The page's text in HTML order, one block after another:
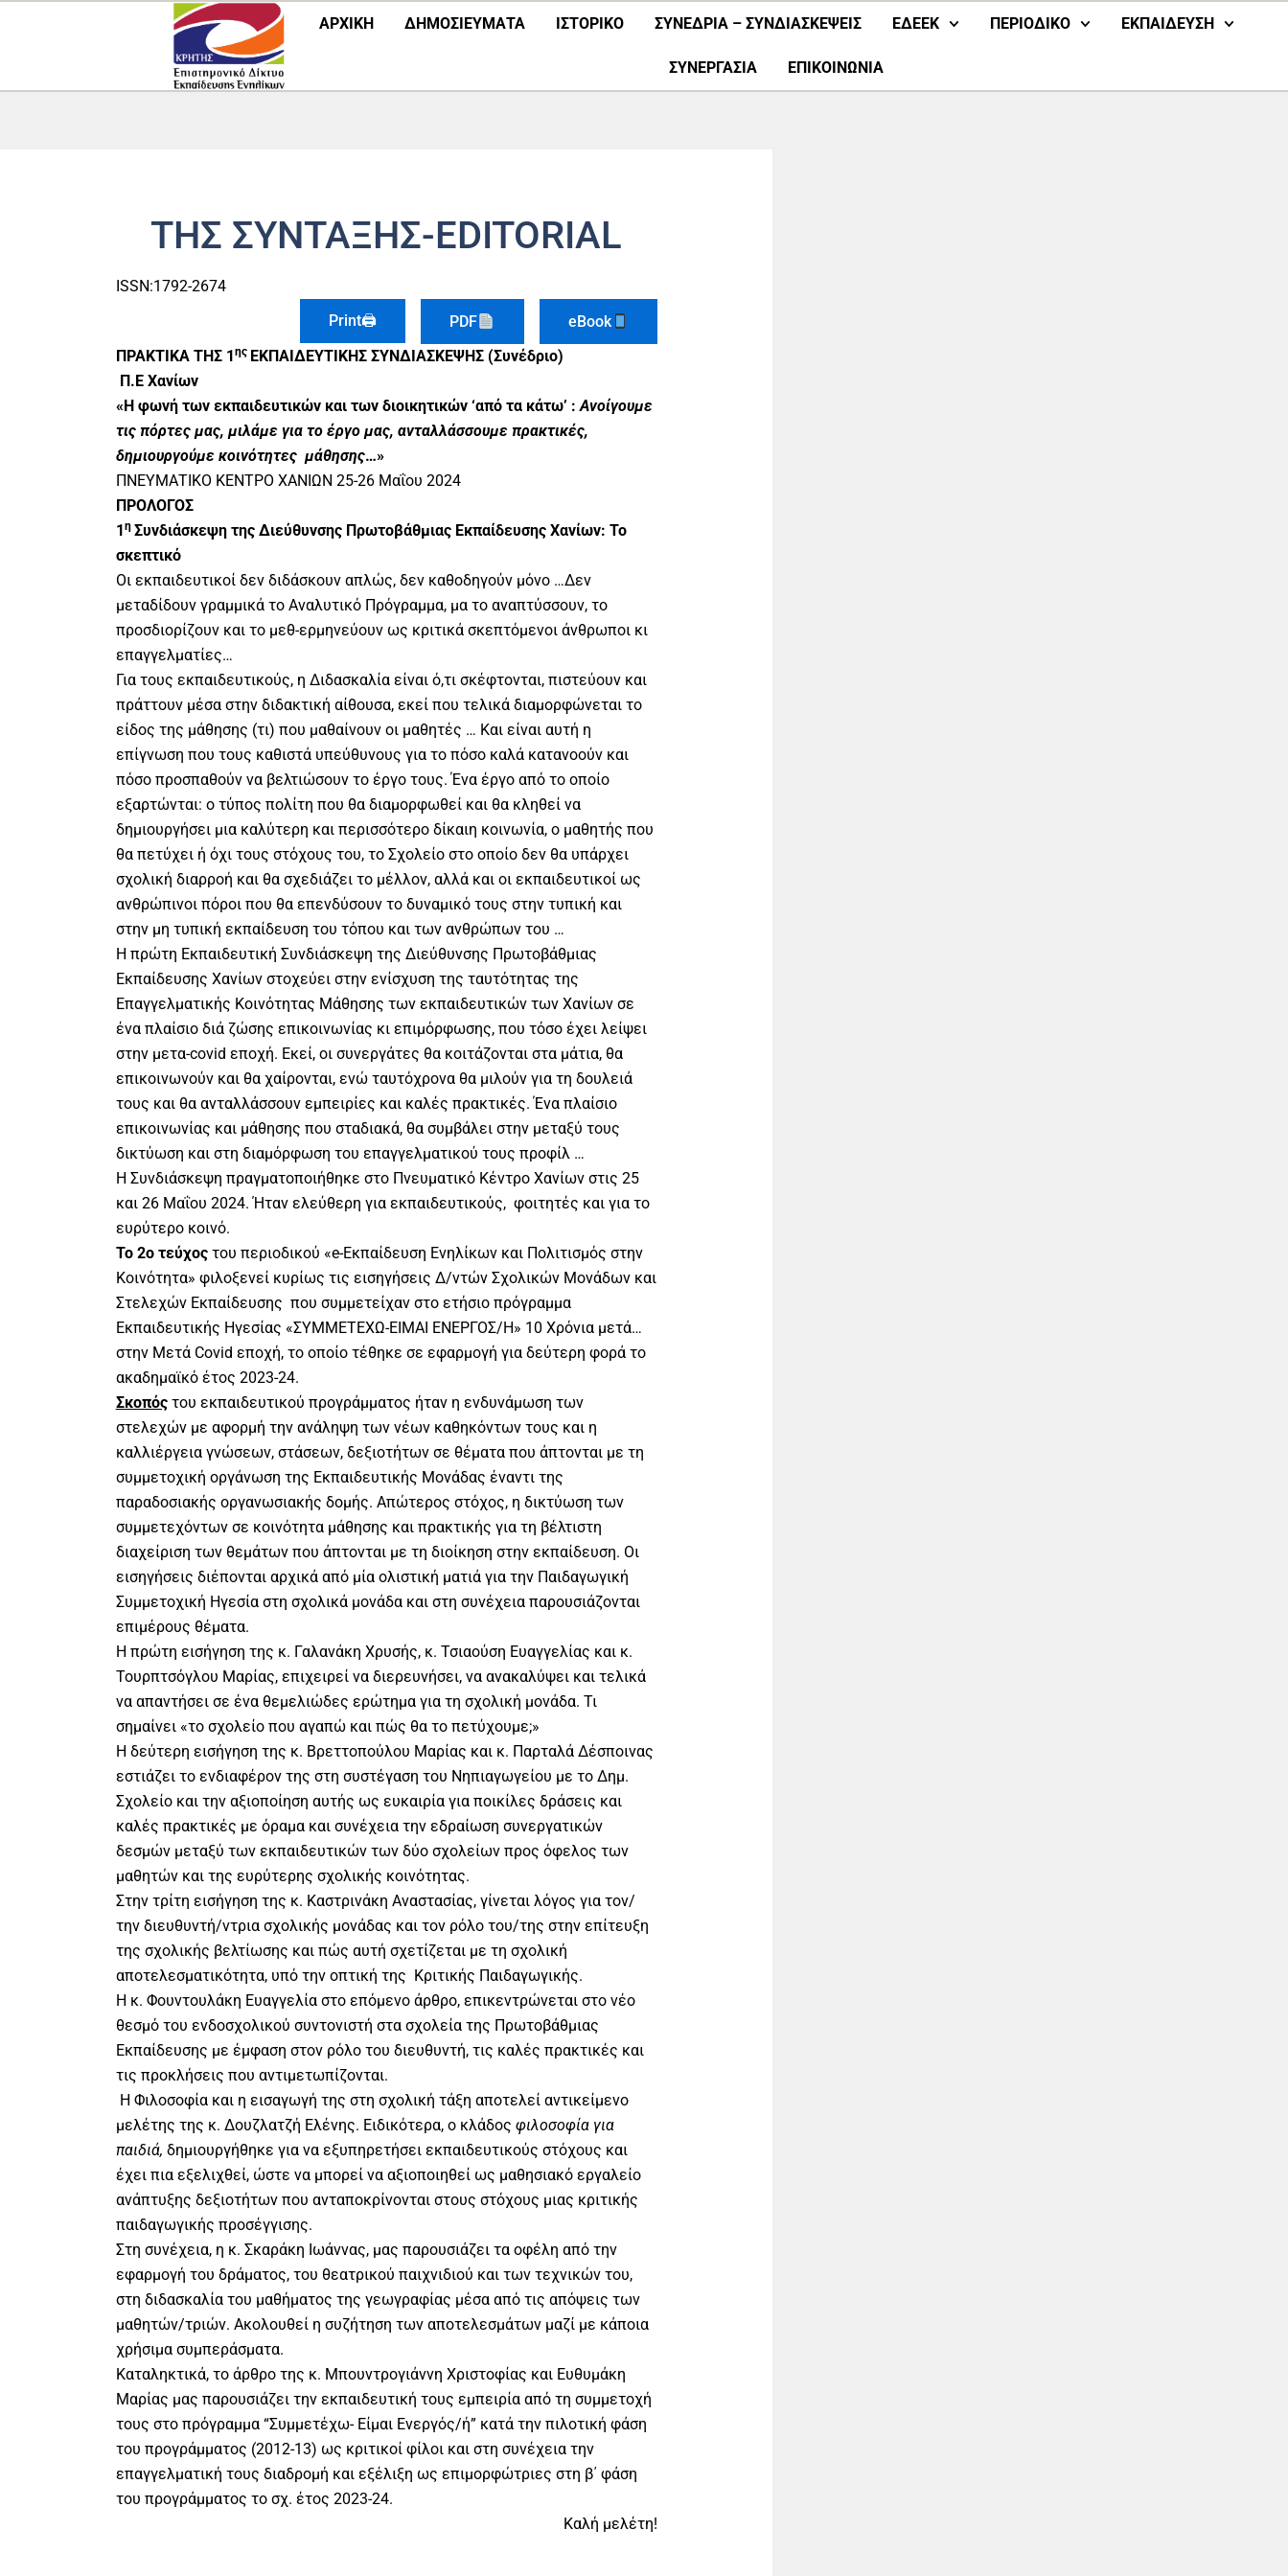
ΑΡΧΙΚΗ ΔΗΜΟΣΙΕΎΜΑΤΑ ΙΣΤΟΡΙΚΟ ΣΥΝΕΔΡΙΑ – ΣΥΝΔΙΑΣΚΕΨΕΙΣ ΕΔΕΕΚ ΠΕΡΙΟΔΙΚΟ ΕΚΠΑΙΔΕΥΣΗ
ΣΥΝΕΡΓΑΣΊΑ ΕΠΙΚΟΙΝΩΝΙΑ
ΤΗΣ ΣΥΝΤΑΞΗΣ-EDITORIAL
ISSN:1792-2674
Print🖨
PDF
eBook
ΠΡΑΚΤΙΚΑ ΤΗΣ 1 ης ΕΚΠΑΙΔΕΥΤΙΚΗΣ ΣΥΝΔΙΑΣΚΕΨΗΣ (Συνέδριο)
Π.Ε Χανίων
«Η φωνή των εκπαιδευτικών και των διοικητικών ‘από τα κάτω’ :Ανοίγουμε
τις πόρτες μας, μιλάμε για το έργο μας, ανταλλάσσουμε πρακτικές,
δημιουργούμε κοινότητες μάθησης…»
ΠΝΕΥΜΑΤΙΚΟ ΚΕΝΤΡΟ ΧΑΝΙΩΝ 25-26 Μαΐου 2024
ΠΡΟΛΟΓΟΣ
1 η Συνδιάσκεψη της Διεύθυνσης Πρωτοβάθμιας Εκπαίδευσης Χανίων: Το
σκεπτικό
Οι εκπαιδευτικοί δεν διδάσκουν απλώς, δεν καθοδηγούν μόνο …Δεν
μεταδίδουν γραμμικά το Αναλυτικό Πρόγραμμα, μα το αναπτύσσουν, το
προσδιορίζουν και το μεθ-ερμηνεύουν ως κριτικά σκεπτόμενοι άνθρωποι κι
επαγγελματίες…
Για τους εκπαιδευτικούς, η Διδασκαλία είναι ό,τι σκέφτονται, πιστεύουν και
πράττουν μέσα στην διδακτική αίθουσα, εκεί που τελικά διαμορφώνεται το
είδος της μάθησης (τι) που μαθαίνουν οι μαθητές … Και είναι αυτή η
επίγνωση που τους καθιστά υπεύθυνους για το πόσο καλά κατανοούν και
πόσο προσπαθούν να βελτιώσουν το έργο τους. Ένα έργο από το οποίο
εξαρτώνται: ο τύπος πολίτη που θα διαμορφωθεί και θα κληθεί να
δημιουργήσει μια καλύτερη και περισσότερο δίκαιη κοινωνία, ο μαθητής που
θα πετύχει ή όχι τους στόχους του, το Σχολείο στο οποίο δεν θα υπάρχει
σχολική διαρροή και θα σχεδιάζει το μέλλον, αλλά και οι εκπαιδευτικοί ως
ανθρώπινοι πόροι που θα επενδύσουν το δυναμικό τους στην τυπική και
στην μη τυπική εκπαίδευση του τόπου και των ανθρώπων του …
Η πρώτη Εκπαιδευτική Συνδιάσκεψη της Διεύθυνσης Πρωτοβάθμιας
Εκπαίδευσης Χανίων στοχεύει στην ενίσχυση της ταυτότητας της
Επαγγελματικής Κοινότητας Μάθησης των εκπαιδευτικών των Χανίων σε
ένα πλαίσιο διά ζώσης επικοινωνίας κι επιμόρφωσης, που τόσο έχει λείψει
στην μετα-covid εποχή. Εκεί, οι συνεργάτες θα κοιτάζονται στα μάτια, θα
επικοινωνούν και θα χαίρονται, ενώ ταυτόχρονα θα μιλούν για τη δουλειά
τους και θα ανταλλάσσουν εμπειρίες και καλές πρακτικές. Ένα πλαίσιο
επικοινωνίας και μάθησης που σταδιακά, θα συμβάλει στην μεταξύ τους
δικτύωση και στη διαμόρφωση του επαγγελματικού τους προφίλ …
Η Συνδιάσκεψη πραγματοποιήθηκε στο Πνευματικό Κέντρο Χανίων στις 25
και 26 Μαΐου 2024. Ήταν ελεύθερη για εκπαιδευτικούς, φοιτητές και για το
ευρύτερο κοινό.
To 2o τεύχος του περιοδικού «e-Εκπαίδευση Ενηλίκων και Πολιτισμός στην
Κοινότητα» φιλοξενεί κυρίως τις εισηγήσεις Δ/ντών Σχολικών Μονάδων και
Στελεχών Εκπαίδευσης που συμμετείχαν στο ετήσιο πρόγραμμα
Εκπαιδευτικής Ηγεσίας «ΣΥΜΜΕΤΕΧΩ-ΕΙΜΑΙ ΕΝΕΡΓΟΣ/H» 10 Χρόνια μετά…
στην Μετά Covid εποχή, το οποίο τέθηκε σε εφαρμογή για δεύτερη φορά το
ακαδημαϊκό έτος 2023-24.
Σκοπόςτου εκπαιδευτικού προγράμματος ήταν η ενδυνάμωση των
στελεχών με αφορμή την ανάληψη των νέων καθηκόντων τους και η
καλλιέργεια γνώσεων, στάσεων, δεξιοτήτων σε θέματα που άπτονται με τη
συμμετοχική οργάνωση της Εκπαιδευτικής Μονάδας έναντι της
παραδοσιακής οργανωσιακής δομής. Απώτερος στόχος, η δικτύωση των
συμμετεχόντων σε κοινότητα μάθησης και πρακτικής για τη βέλτιστη
διαχείριση των θεμάτων που άπτονται με τη διοίκηση στην εκπαίδευση. Οι
εισηγήσεις διέπονται αρχικά από μία ολιστική ματιά για την Παιδαγωγική
Συμμετοχική Ηγεσία στη σχολικά μονάδα και στη συνέχεια παρουσιάζονται
επιμέρους θέματα.
Η πρώτη εισήγηση της κ. Γαλανάκη Χρυσής, κ. Τσιαούση Ευαγγελίας και κ.
Τουρπτσόγλου Μαρίας, επιχειρεί να διερευνήσει, να ανακαλύψει και τελικά
να απαντήσει σε ένα θεμελιώδες ερώτημα για τη σχολική μονάδα. Τι
σημαίνει «το σχολείο που αγαπώ και πώς θα το πετύχουμε;»
Η δεύτερη εισήγηση της κ. Βρεττοπούλου Μαρίας και κ. Παρταλά Δέσποινας
εστιάζει το ενδιαφέρον της στη συστέγαση του Νηπιαγωγείου με το Δημ.
Σχολείο και την αξιοποίηση αυτής ως ευκαιρία για ποικίλες δράσεις και
καλές πρακτικές με όραμα και συνέχεια την εδραίωση συνεργατικών
δεσμών μεταξύ των εκπαιδευτικών των δύο σχολείων προς όφελος των
μαθητών και της ευρύτερης σχολικής κοινότητας.
Στην τρίτη εισήγηση της κ. Καστρινάκη Αναστασίας, γίνεται λόγος για τον/
την διευθυντή/ντρια σχολικής μονάδας και τον ρόλο του/της στην επίτευξη
της σχολικής βελτίωσης και πώς αυτή σχετίζεται με τη σχολική
αποτελεσματικότητα, υπό την οπτική της Κριτικής Παιδαγωγικής.
Η κ. Φουντουλάκη Ευαγγελία στο επόμενο άρθρο, επικεντρώνεται στο νέο
θεσμό του ενδοσχολικού συντονιστή στα σχολεία της Πρωτοβάθμιας
Εκπαίδευσης με έμφαση στον ρόλο του διευθυντή, τις καλές πρακτικές και
τις προκλήσεις που αντιμετωπίζονται.
Η Φιλοσοφία και η εισαγωγή της στη σχολική τάξη αποτελεί αντικείμενο
μελέτης της κ. Δουζλατζή Ελένης. Ειδικότερα, ο κλάδος φιλοσοφία για
παιδιά, δημιουργήθηκε για να εξυπηρετήσει εκπαιδευτικούς στόχους και
έχει πια εξελιχθεί, ώστε να μπορεί να αξιοποιηθεί ως μαθησιακό εργαλείο
ανάπτυξης δεξιοτήτων που ανταποκρίνονται στους στόχους μιας κριτικής
παιδαγωγικής προσέγγισης.
Στη συνέχεια, η κ. Σκαράκη Ιωάννας, μας παρουσιάζει τα οφέλη από την
εφαρμογή του δράματος, του θεατρικού παιχνιδιού και των τεχνικών του,
στη διδασκαλία του μαθήματος της γεωγραφίας μέσα από τις απόψεις των
μαθητών/τριών. Ακολουθεί η συζήτηση των αποτελεσμάτων μαζί με κάποια
χρήσιμα συμπεράσματα.
Καταληκτικά, το άρθρο της κ. Μπουντρογιάννη Χριστοφίας και Ευθυμάκη
Μαρίας μας παρουσιάζει την εκπαιδευτική τους εμπειρία από τη συμμετοχή
τους στο πρόγραμμα “Συμμετέχω- Είμαι Ενεργός/ή” κατά την πιλοτική φάση
του προγράμματος (2012-13) ως κριτικοί φίλοι και στη συνέχεια την
επαγγελματική τους διαδρομή και εξέλιξη ως επιμορφώτριες στη β΄ φάση
του προγράμματος το σχ. έτος 2023-24.
Καλή μελέτη!